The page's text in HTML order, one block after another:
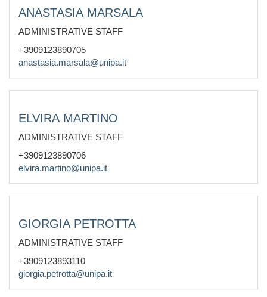
ANASTASIA MARSALA
ADMINISTRATIVE STAFF
+3909123890705
anastasia.marsala@unipa.it
ELVIRA MARTINO
ADMINISTRATIVE STAFF
+3909123890706
elvira.martino@unipa.it
GIORGIA PETROTTA
ADMINISTRATIVE STAFF
+3909123893110
giorgia.petrotta@unipa.it